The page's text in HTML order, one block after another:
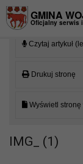
GMINA
Oficjalny serwis
Czytaj artykuł
Drukuj stronę
Wyświetl
IMG_ (1)